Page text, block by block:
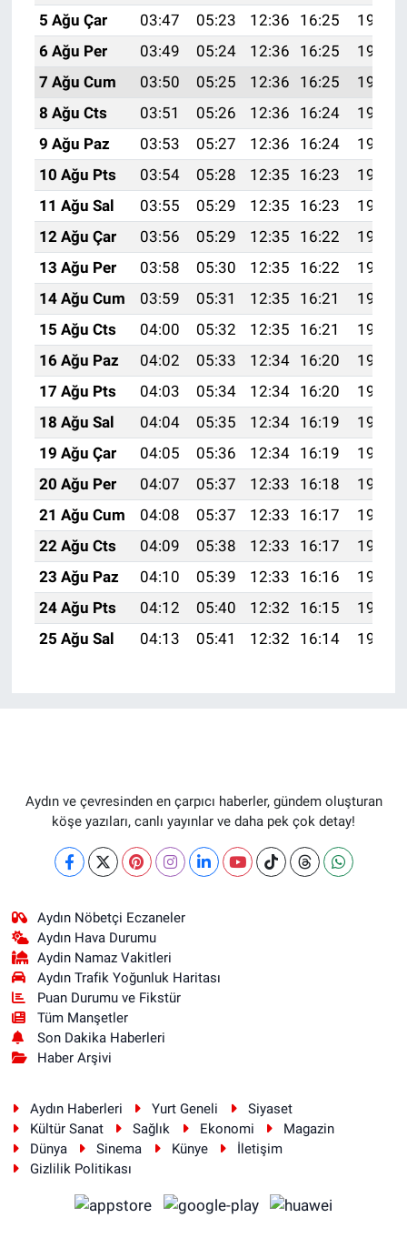
5 Ağu Çar
03:47 05:23 12:36 16:25
19:39
6 Ağu Per
03:49 05:24 12:36 16:25
19:38
7 Ağu Cum
03:50 05:25 12:36 16:25
19:37
8 Ağu Cts
03:51 05:26 12:36 16:24
19:35
9 Ağu Paz
03:53 05:27 12:36 16:24
19:34
10 Ağu Pts
03:54 05:28 12:35 16:23
19:33
11 Ağu Sal
03:55 05:29 12:35 16:23
19:32
12 Ağu Çar
03:56 05:29 12:35 16:22
19:31
13 Ağu Per
03:58 05:30 12:35 16:22
19:30
14 Ağu Cum
03:59 05:31 12:35 16:21
19:28
15 Ağu Cts
04:00 05:32 12:35 16:21
19:27
16 Ağu Paz
04:02 05:33 12:34 16:20
19:26
17 Ağu Pts
04:03 05:34 12:34 16:20
19:24
18 Ağu Sal
04:04 05:35 12:34 16:19
19:23
19 Ağu Çar
04:05 05:36 12:34 16:19
19:22
20 Ağu Per
04:07 05:37 12:33 16:18
19:20
21 Ağu Cum
04:08 05:37 12:33 16:17
19:19
22 Ağu Cts
04:09 05:38 12:33 16:17
19:18
23 Ağu Paz
04:10 05:39 12:33 16:16
19:16
24 Ağu Pts
04:12 05:40 12:32 16:15
19:15
25 Ağu Sal
04:13 05:41 12:32 16:14 19:13
Aydın ve çevresinden en çarpıcı haberler, gündem oluşturan
köşe yazıları, canlı yayınlar ve daha pek çok detay!
Aydın Nöbetçi Eczaneler
Aydın Hava Durumu
Aydin Namaz Vakitleri
Aydın Trafik Yoğunluk Haritası
Puan Durumu ve Fikstür
Tüm Manşetler
Son Dakika Haberleri
Haber Arşivi
Aydın Haberleri Yurt Geneli
Siyaset
Kültür Sanat
Sağlık Ekonomi
Magazin
Dünya
Sinema Künye
İletişim
Gizlilik Politikası